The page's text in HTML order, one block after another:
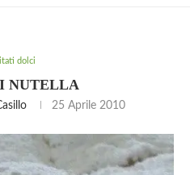
dolci
NUTELLA
25 Aprile 2010